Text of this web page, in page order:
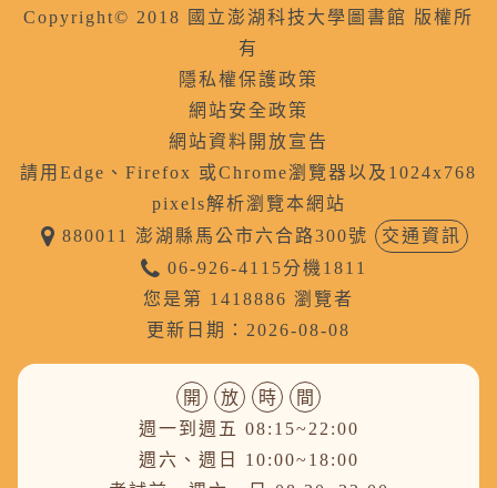
Copyright© 2018 國立澎湖科技大學圖書館 版權所
有
隱私權保護政策
網站安全政策
網站資料開放宣告
請用Edge、Firefox 或Chrome瀏覽器以及1024x768
pixels解析瀏覽本網站
880011 澎湖縣馬公市六合路300號
交通資訊
06-926-4115分機1811
您是第 1418886 瀏覽者
更新日期：2026-08-08
開 放 時
間
週一到週五 08:15~22:00
週六、週日 10:00~18:00